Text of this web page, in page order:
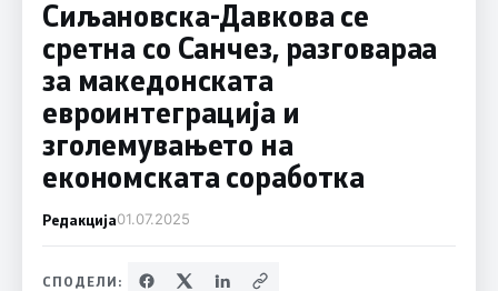
Сиљановска-Давкова се
сретна со Санчез, разговараа
за македонската
евроинтеграција и
зголемувањето на
економската соработка
Редакција01.07.2025
СПОДЕЛИ: